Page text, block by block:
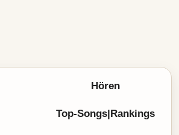
Hören
Top-Songs|Rankings